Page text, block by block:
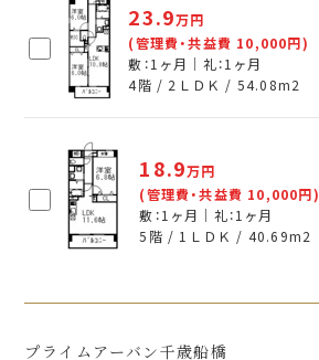
23.9万円
(管理費・共益費 10,000円)
敷：1ヶ月｜礼：1ヶ月
4階 / 2ＬＤＫ / 54.08m2
18.9万円
(管理費・共益費 10,000円)
敷：1ヶ月｜礼：1ヶ月
5階 / 1ＬＤＫ / 40.69m2
プライムアーバン千歳船橋